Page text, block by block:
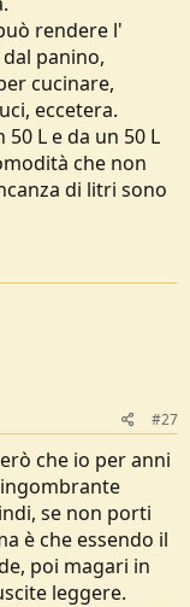
rendere l'
panino,
cucinare,
eccetera.
L e da un 50 L
che non
di litri sono
#27
che io per anni
se non porti
è che essendo il
poi magari in
leggere.